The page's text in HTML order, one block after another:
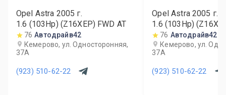
Opel Astra 2005 г.
1.6 (103Hp) (Z16XEP) FWD AT
76 Автодрайв42
Кемерово, ул. Односторонняя,
37А
(923) 510-62-22
Opel Astra 2005 г.
1.6 (103Hp)
76 Автодрайв42
Кемерово, ул.
37А
(923) 510-62-22